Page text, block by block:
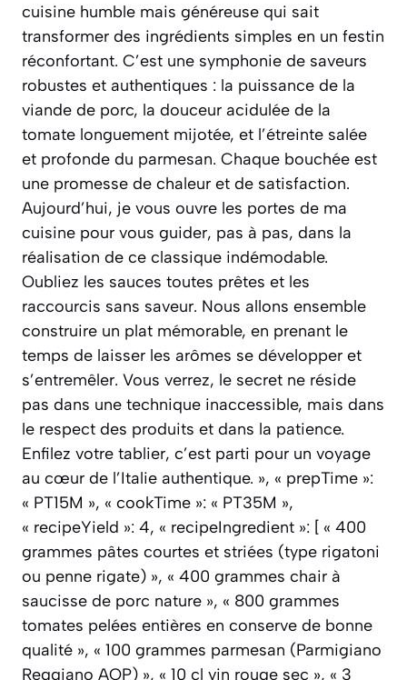
cuisine humble mais généreuse qui sait
transformer des ingrédients simples en un festin
réconfortant. C’est une symphonie de saveurs
robustes et authentiques : la puissance de la
viande de porc, la douceur acidulée de la
tomate longuement mijotée, et l’étreinte salée
et profonde du parmesan. Chaque bouchée est
une promesse de chaleur et de satisfaction.
Aujourd’hui, je vous ouvre les portes de ma
cuisine pour vous guider, pas à pas, dans la
réalisation de ce classique indémodable.
Oubliez les sauces toutes prêtes et les
raccourcis sans saveur. Nous allons ensemble
construire un plat mémorable, en prenant le
temps de laisser les arômes se développer et
s’entremêler. Vous verrez, le secret ne réside
pas dans une technique inaccessible, mais dans
le respect des produits et dans la patience.
Enfilez votre tablier, c’est parti pour un voyage
au cœur de l’Italie authentique. », « prepTime »:
« PT15M », « cookTime »: « PT35M »,
« recipeYield »: 4, « recipeIngredient »: [ « 400
grammes pâtes courtes et striées (type rigatoni
ou penne rigate) », « 400 grammes chair à
saucisse de porc nature », « 800 grammes
tomates pelées entières en conserve de bonne
qualité », « 100 grammes parmesan (Parmigiano
Reggiano AOP) », « 10 cl vin rouge sec », « 3